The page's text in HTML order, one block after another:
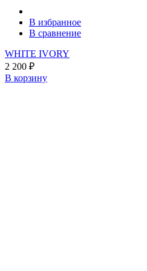
В избранное
В сравнение
WHITE IVORY
2 200 ₽
В корзину